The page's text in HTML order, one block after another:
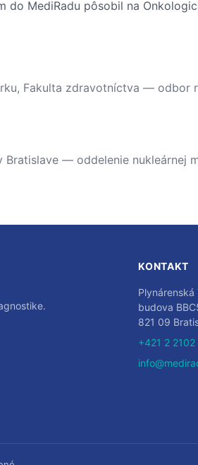
do MediRadu pôsobil na
Fakulta zdravotníctva — odbor
Bratislave — oddelenie nukleárnej
KONTAKT
Plynárenská
budova
821 09
+421 2